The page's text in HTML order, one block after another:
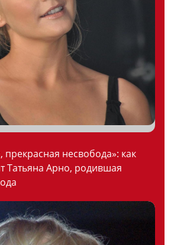
прекрасная несвобода»: как
Татьяна Арно, родившая